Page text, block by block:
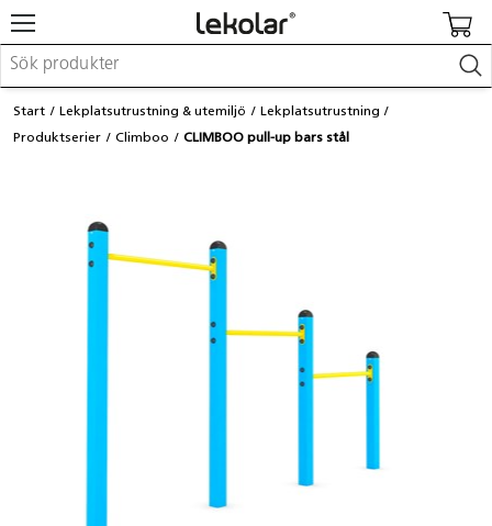
Möbler & inredning
Lekplatsutrustning & utemiljö
Skolförbrukning & kontorsmaterial
Start Lekplatsutrustning & utemiljö
Lekplatsutrustning
Produktserier
Climboo CLIMBOO pull-up bars stål